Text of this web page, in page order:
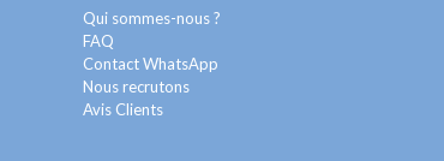
Qui sommes-nous ?
FAQ
Contact WhatsApp
Nous recrutons
Avis Clients